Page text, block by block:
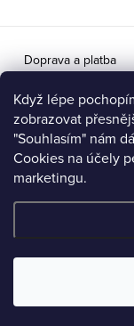
Když lépe
zobrazovat
"Souhlasím" nám
Cookies na účely
marketingu.
Doprava a platba
Doprava na
Ochrana
Možnost